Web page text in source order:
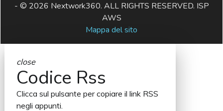
- © 2026 Nextwork360. ALL RIGHTS RESERVED. ISP
AWS
Mappa del sito
close
Codice Rss
Clicca sul pulsante per copiare il link RSS
negli appunti.